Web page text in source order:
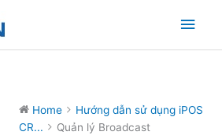
Main
Home
Hướng dẫn sử dụng iPOS
CR...
Quản lý Broadcast